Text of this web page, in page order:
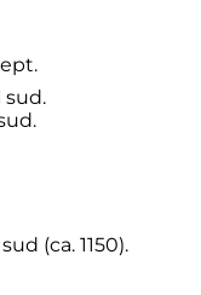
(ca. 1150).